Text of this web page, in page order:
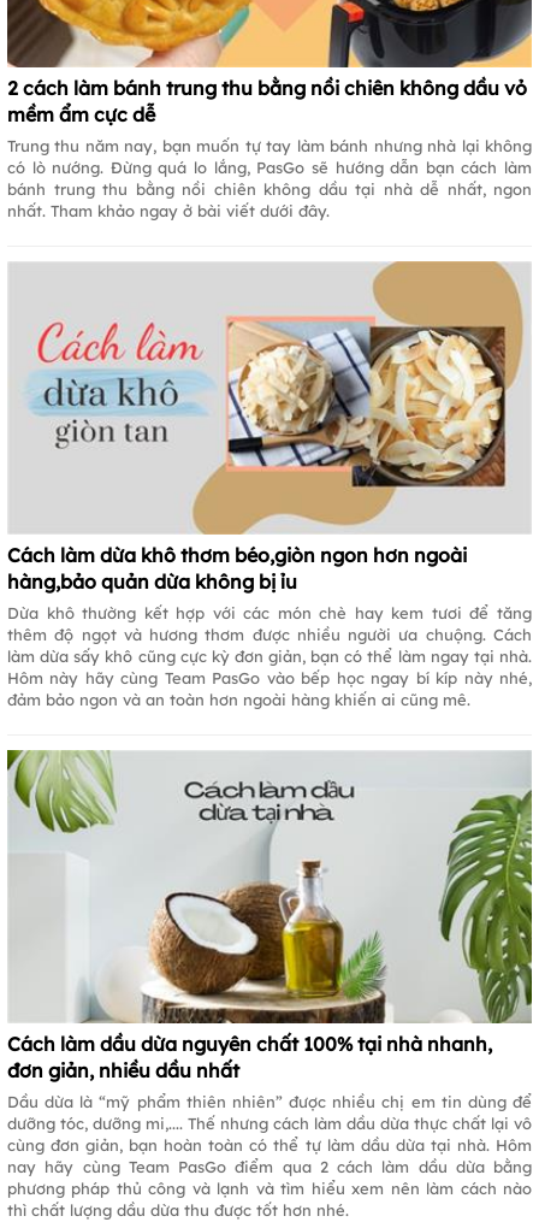
2 cách làm bánh trung thu bằng nồi chiên không dầu vỏ
mềm ẩm cực dễ
Trung thu năm nay, bạn muốn tự tay làm bánh nhưng nhà lại không
có lò nướng. Đừng quá lo lắng, PasGo sẽ hướng dẫn bạn cách làm
bánh trung thu bằng nồi chiên không dầu tại nhà dễ nhất, ngon
nhất. Tham khảo ngay ở bài viết dưới đây.
Cách làm dừa khô thơm béo,giòn ngon hơn ngoài
hàng,bảo quản dừa không bị ỉu
Dừa khô thường kết hợp với các món chè hay kem tươi để tăng
thêm độ ngọt và hương thơm được nhiều người ưa chuộng. Cách
làm dừa sấy khô cũng cực kỳ đơn giản, bạn có thể làm ngay tại nhà.
Hôm này hãy cùng Team PasGo vào bếp học ngay bí kíp này nhé,
đảm bảo ngon và an toàn hơn ngoài hàng khiến ai cũng mê.
Cách làm dầu dừa nguyên chất 100% tại nhà nhanh,
đơn giản, nhiều dầu nhất
Dầu dừa là “mỹ phẩm thiên nhiên” được nhiều chị em tin dùng để
dưỡng tóc, dưỡng mi,.... Thế nhưng cách làm dầu dừa thực chất lại vô
cùng đơn giản, bạn hoàn toàn có thể tự làm dầu dừa tại nhà. Hôm
nay hãy cùng Team PasGo điểm qua 2 cách làm dầu dừa bằng
phương pháp thủ công và lạnh và tìm hiểu xem nên làm cách nào
thì chất lượng dầu dừa thu được tốt hơn nhé.